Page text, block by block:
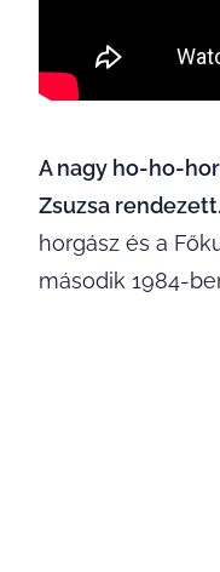
A nagy ho-ho-
Zsuzsa
horgász és a
második 1984-